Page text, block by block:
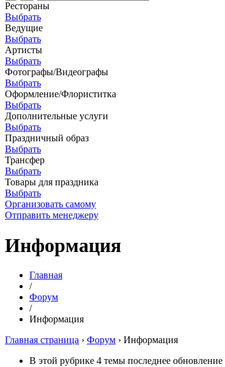
Рестораны
Выбрать
Ведущие
Выбрать
Артисты
Выбрать
Фотографы/Видеографы
Выбрать
Оформление/Флориститка
Выбрать
Дополнительные услуги
Выбрать
Праздничный образ
Выбрать
Трансфер
Выбрать
Товары для праздника
Выбрать
Организовать самому
Отправить менеджеру
Информация
Главная
/
Форум
/
Информация
Главная страница › Форум › Информация
В этой рубрике 4 темы последнее обновление